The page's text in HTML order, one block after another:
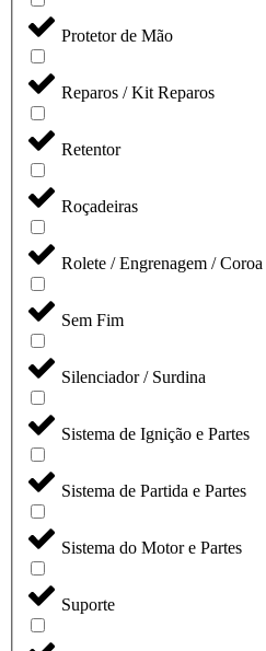
Protetor de Mão
Reparos / Kit Reparos
Retentor
Roçadeiras
Rolete / Engrenagem / Coroa
Sem Fim
Silenciador / Surdina
Sistema de Ignição e Partes
Sistema de Partida e Partes
Sistema do Motor e Partes
Suporte